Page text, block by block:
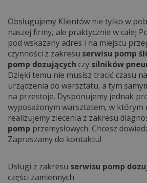
Obsługujemy Klientów nie tylko w
naszej firmy, ale praktycznie w całej
pod wskazany adres i na miejscu
czynności z zakresu serwisu pomp
pomp dozujących czy silników
Dzięki temu nie musisz tracić czasu
urządzenia do warsztatu, a tym
na przestoje. Dysponujemy jednak
wyposażonym warsztatem, w którym
realizujemy zlecenia z zakresu
pomp przemysłowych. Chcesz
Zapraszamy do kontaktu!
Usługi z zakresu serwisu pomp
części zamiennych